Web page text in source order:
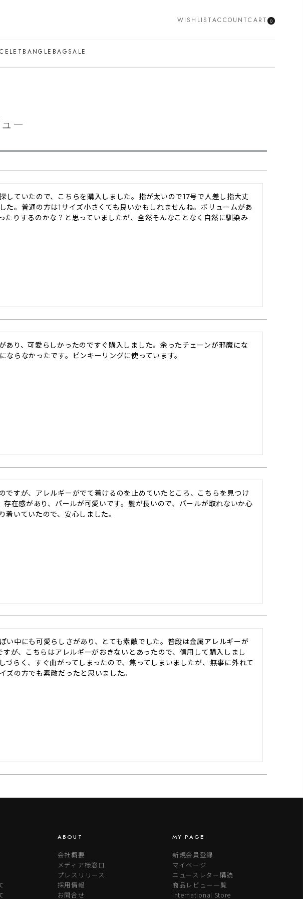
WISHLISTACCOUNTCART 0
BANGLE BAGSALE
ー
していたので、こちらを購入しました。指が太いので17号で人差し指大丈
た。普通の方は1サイズ小さくても良いかもしれませんね。ボリュームがあ
たりするのかな？と思っていましたが、全然そんなことなく自然に馴染み
あり、可愛らしかったのですぐ購入しました。余ったチェーンが邪魔にな
らなかったです。ピンキーリングに使っています。
ですが、アレルギーがでて着けるのを止めていたところ、こちらを見つけ
在感があり、パールが可愛いです。髪が長いので、パールが取れないか心
いていたので、安心しました。
い中にも可愛らしさがあり、とても素敵でした。普段は金属アレルギーが
が、こちらはアレルギーがおきないとあったので、信用して購入しまし
づらく、すぐ曲がってしまったので、焦ってしまいましたが、無事に外れて
の方でも素敵だったと思いました。
ABOUT
会社概要
メディア様窓口
プレスリリース
採用情報
お問合せ
MY PAGE
新規会員登録
マイページ
ニュースレター購読
商品レビュー一覧
International Store